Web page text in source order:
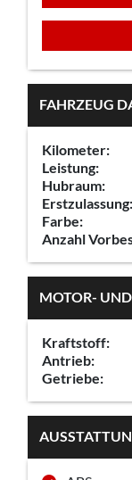
FAHRZEUG
Kilometer:
Leistung:
Hubraum:
Erstzulassung:
Farbe:
Anzahl
MOTOR-
Kraftstoff:
Antrieb:
Getriebe: